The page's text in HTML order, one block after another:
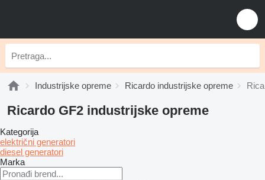
Industrijske opreme Ricardo industrijske opreme
Ricardo GF2 industrijske opreme
Kategorija
električni generatori
diesel generatori
Marka